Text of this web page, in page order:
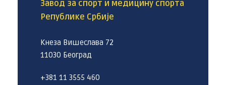
Завод за спорт и медицину спорта
Републике Србије
Кнеза Вишеслава 72
11030 Београд
+381 11 3555 460